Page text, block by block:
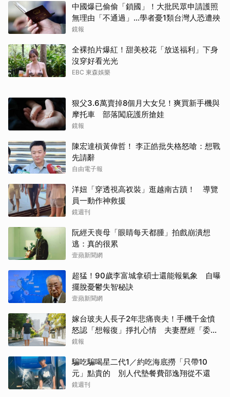
中國爆已偷偷「鎖國」！大批民眾申請護照
無理由「不通過」...學者憂1類台灣人恐遭殃
鏡報
全裸拍片爆紅！甜美校花「放送福利」下身
沒穿好看光光
EBC 東森娛樂
狠父3.6萬賣掉8個月大女兒！爽買新手機與
摩托車 部落闖庇護所搶娃
鏡報
陳宏達槓黃偉哲！ 李正皓批失格怒嗆：想戰
先請辭
自由電子報
洋妞「穿透視高衩裝」逛越南古蹟！ 導覽
員一動作神救援
鏡週刊
阮經天喪母「眼睛每天都腫」拍戲崩潰想
逃：真的很累
壹蘋新聞網
超猛！90歲李富城拿碩士還能報氣象 自曝
擺脫憂鬱失智秘訣
壹蘋新聞網
嫁台玻夫人長子2年悲痛喪夫！手機千金憤
怒認「想報復」掙扎心情 夫妻歷經「委屈
與不平」只能安靜
鏡報
騙吃騙喝星二代1／約吃海底撈「只帶10
元」點貴的 別人代墊餐費邵逸翔從不還
鏡週刊